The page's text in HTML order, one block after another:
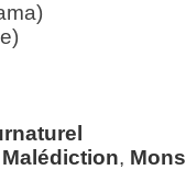
Malédiction,